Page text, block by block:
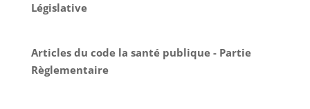
Législative
Articles du code la santé publique - Partie
Règlementaire